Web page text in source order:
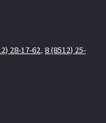
28-17-62, 8 (8512) 25-